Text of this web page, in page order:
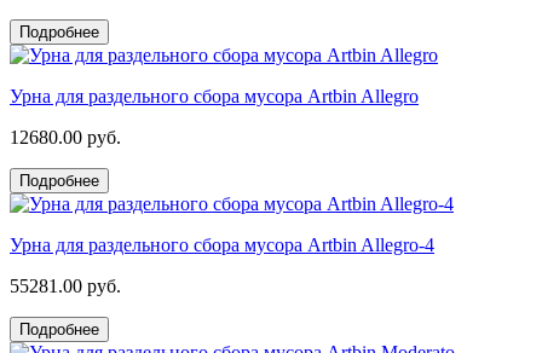
Подробнее
Урна для раздельного сбора мусора Artbin Allegro
12680.00 руб.
Подробнее
Урна для раздельного сбора мусора Artbin Allegro-4
55281.00 руб.
Подробнее